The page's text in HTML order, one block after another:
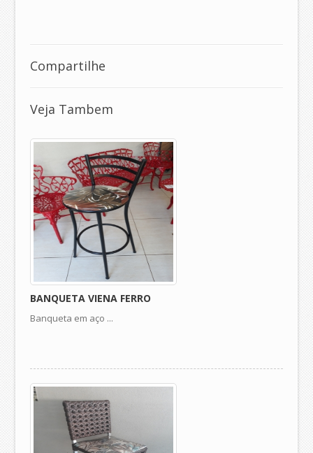
Compartilhe
Veja Tambem
BANQUETA VIENA FERRO
Banqueta em aço ...